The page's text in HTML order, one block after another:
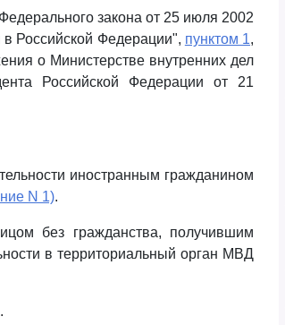
закона от 25 июля 2002
Российской Федерации", пунктом 1,
о Министерстве внутренних дел
Российской Федерации от 21
иностранным гражданином
N 1).
без гражданства, получившим
в территориальный орган МВД